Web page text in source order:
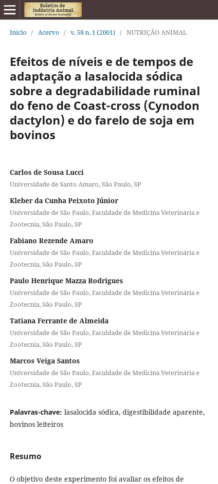
Início / Acervo / v. 58 n. 1 (2001) / NUTRIÇÃO ANIMAL
Efeitos de níveis e de tempos de
adaptação a lasalocida sódica
sobre a degradabilidade ruminal
do feno de Coast-cross (Cynodon
dactylon) e do farelo de soja em
bovinos
Carlos de Sousa Lucci
Universidade de Santo Amaro, São Paulo, SP
Kleber da Cunha Peixoto Júnior
Universidade de São Paulo, Faculdade de Medicina Veterinária e
Zootecnia, São Paulo, SP
Fabiano Rezende Amaro
Universidade de São Paulo, Faculdade de Medicina Veterinária e
Zootecnia, São Paulo, SP
Paulo Henrique Mazza Rodrigues
Universidade de São Paulo, Faculdade de Medicina Veterinária e
Zootecnia, São Paulo, SP
Tatiana Ferrante de Almeida
Universidade de São Paulo, Faculdade de Medicina Veterinária e
Zootecnia, São Paulo, SP
Marcos Veiga Santos
Universidade de São Paulo, Faculdade de Medicina Veterinária e
Zootecnia, São Paulo, SP
Palavras-chave: lasalocida sódica, digestibilidade aparente,
bovinos leiteiros
Resumo
O objetivo deste experimento foi avaliar os efeitos de